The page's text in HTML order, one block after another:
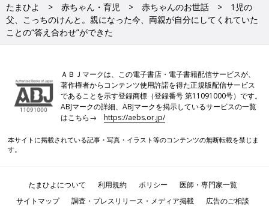
たまひよ 赤ちゃん・育児 赤ちゃんのお世話
1児の
父、こっちのけんと。親になった今、両親が自分にしてくれていた
ことの“答え合わせ”ができた
ＡＢＪマークは、この電子書店・電子書籍配信サービスが、
著作権者からコンテンツ使用許諾を得た正規版配信サービス
であることを示す登録商標（登録番号 第11091000号）です。
ABJマークの詳細、ABJマークを掲示しているサービスの一覧
はこちら→https://aebs.or.jp/
本サイトに掲載されている記事・写真・イラスト等のコンテンツの無断転載を禁じま
す。
たまひよについて 利用規約 ポリシー
医師・専門家一覧
サイトマップ
調査・プレスリリース・メディア掲載 広告のご相談